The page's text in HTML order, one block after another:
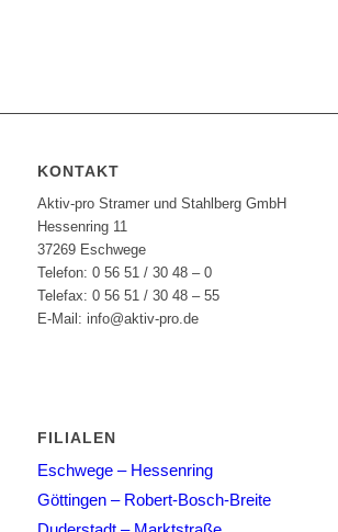
KONTAKT
Aktiv-pro Stramer und Stahlberg GmbH
Hessenring 11
37269 Eschwege
Telefon: 0 56 51 / 30 48 – 0
Telefax: 0 56 51 / 30 48 – 55
E-Mail: info@aktiv-pro.de
FILIALEN
Eschwege – Hessenring
Göttingen – Robert-Bosch-Breite